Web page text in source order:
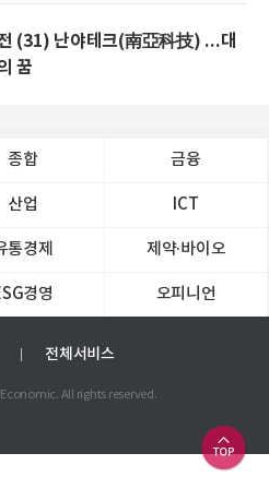
(31) 난야테크(南亞科技) ...대
꿈
종합 금융
산업 ICT
통경제 제약∙바이오
경영 오피니언
전체서비스
All rights reserved.